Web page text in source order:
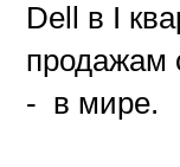
Dell в I
продажам
- в мире.